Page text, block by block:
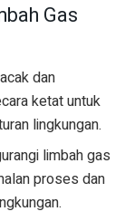
Gas
dan
ketat untuk
lingkungan.
limbah gas
proses dan